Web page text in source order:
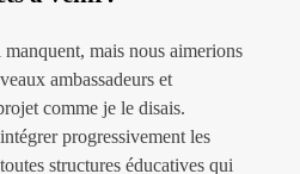
manquent, mais nous aimerions
ambassadeurs et
comme je le disais.
progressivement les
structures éducatives qui